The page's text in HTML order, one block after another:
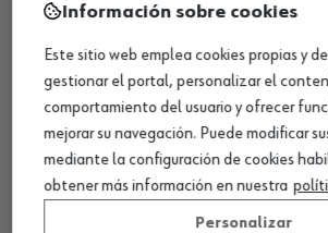
NUESTROS CERTIFICADOS
¡WÜRTH EMPRESA SOLIDARIA!
Información sobre cookies
Este sitio web emplea cookies propias y
gestionar el portal, personalizar el
comportamiento del usuario y ofrecer
mejorar su navegación. Puede modificar
mediante la configuración de cookies
obtener más información en nuestra
Personalizar